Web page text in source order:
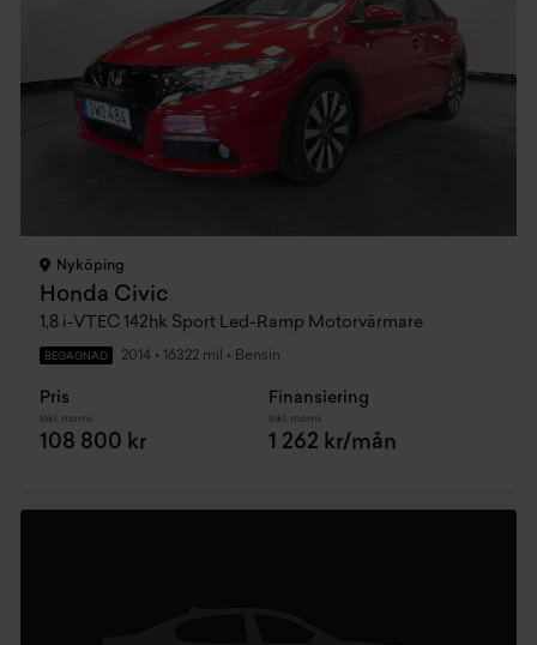
Nyköping
Honda Civic
1,8 i-VTEC 142hk Sport Led-Ramp Motorvärmare
BEGAGNAD 2014 • 16322 mil • Bensin
Pris
Inkl. moms
108 800 kr
Finansiering
Inkl. moms
1 262 kr/mån